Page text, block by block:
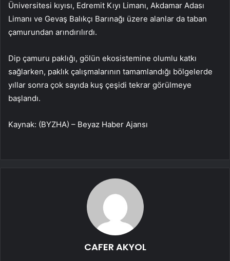
Üniversitesi kıyısı, Edremit Kıyı Limanı, Akdamar Adası
Limanı ve Gevaş Balıkçı Barınağı üzere alanlar da taban
çamurundan arındırılırdı.
Dip çamuru paklığı, gölün ekosistemine olumlu katkı
sağlarken, paklık çalışmalarının tamamlandığı bölgelerde
yıllar sonra çok sayıda kuş çeşidi tekrar görülmeye
başlandı.
Kaynak: (BYZHA) – Beyaz Haber Ajansı
CAFER AKYOL